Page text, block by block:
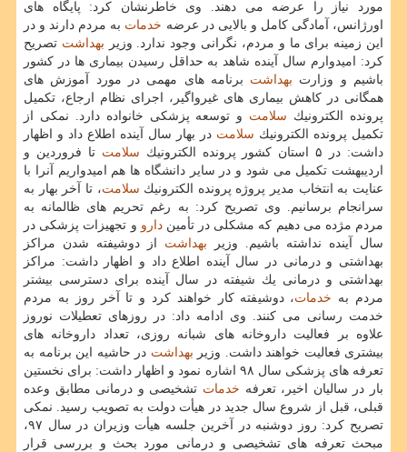
مورد نیاز را عرضه می دهند. وی خاطرنشان كرد: پایگاه های
اورژانس، آمادگی كامل و بالایی در عرضه خدمات به مردم دارند و در
این زمینه برای ما و مردم، نگرانی وجود ندارد. وزیر بهداشت تصریح
كرد: امیدوارم سال آینده شاهد به حداقل رسیدن بیماری ها در كشور
باشیم و وزارت بهداشت برنامه های مهمی در مورد آموزش های
همگانی در كاهش بیماری های غیرواگیر، اجرای نظام ارجاع، تكمیل
پرونده الكترونیك سلامت و توسعه پزشكی خانواده دارد. نمكی از
تكمیل پرونده الكترونیك سلامت در بهار سال آینده اطلاع داد و اظهار
داشت: در ۵ استان كشور پرونده الكترونیك
سلامت تا فروردین و
اردیبهشت تكمیل می شود و در سایر دانشگاه ها هم امیدواریم آنرا با
عنایت به انتخاب مدیر پروژه پرونده الكترونیك سلامت، تا آخر بهار به
سرانجام برسانیم. وی تصریح كرد: به رغم تحریم های ظالمانه به
مردم مژده می دهیم كه مشكلی در تأمیندارو و تجهیزات پزشكی در
سال آینده نداشته باشیم. وزیر بهداشت از دوشیفته شدن مراكز
بهداشتی و درمانی در سال آینده اطلاع داد و اظهار داشت: مراكز
بهداشتی و درمانی یك شیفته در سال آینده برای دسترسی بیشتر
مردم به خدمات، دوشیفته كار خواهند كرد و تا آخر روز به مردم
خدمت رسانی می كنند. وی ادامه داد: در روزهای تعطیلات نوروز
علاوه بر فعالیت داروخانه های شبانه روزی، تعداد داروخانه های
بیشتری فعالیت خواهند داشت. وزیر بهداشت در حاشیه این برنامه به
تعرفه های پزشكی سال ۹۸ اشاره نمود و اظهار داشت: برای نخستین
بار در سالیان اخیر، تعرفه خدمات تشخیصی و درمانی مطابق وعده
قبلی، قبل از شروع سال جدید در هیأت دولت به تصویب رسید. نمكی
تصریح كرد: روز دوشنبه در آخرین جلسه هیأت وزیران در سال ۹۷،
مبحث تعرفه های تشخیصی و درمانی مورد بحث و بررسی قرار